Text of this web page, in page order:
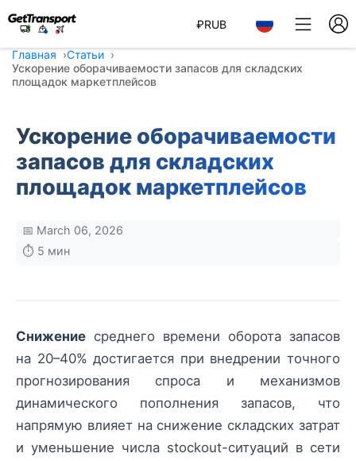
₽RUB
Главная
Статьи
Ускорение оборачиваемости запасов для складских
площадок маркетплейсов
Ускорение оборачиваемости
запасов для складских
площадок маркетплейсов
📅 March 06, 2026
⏱️ 5 мин
Снижение среднего времени оборота запасов
на 20–40% достигается при внедрении точного
прогнозирования спроса и механизмов
динамического пополнения запасов, что
напрямую влияет на снижение складских затрат
и уменьшение числа stockout-ситуаций в сети